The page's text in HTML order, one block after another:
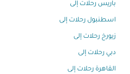
باريس رحلات إلى
اسطنبول رحلات إلى
زيورخ رحلات إلى
دبي رحلات إلى
القاهرة رحلات إلى